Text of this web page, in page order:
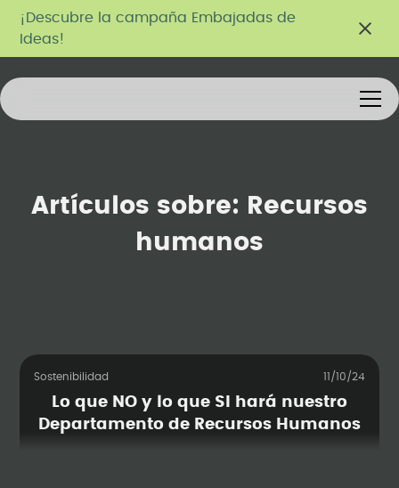
¡Descubre la campaña Embajadas de
Ideas!
Artículos sobre:
Recursos
humanos
Sostenibilidad 11/10/24
Lo que NO y lo que SI hará nuestro
Departamento de Recursos Humanos